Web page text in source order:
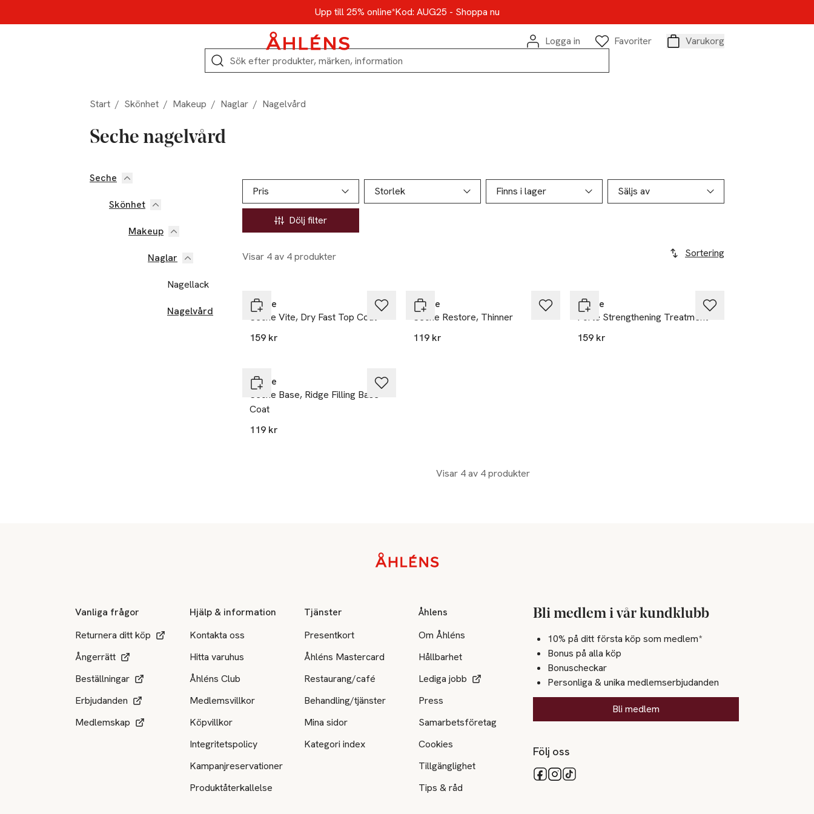
Upp till 25% online*Kod: AUG25 - Shoppa nu
Logga in
Favoriter
Varukorg
Sök
Start / Skönhet / Makeup / Naglar / Nagelvård
Seche nagelvård
Hoppa till produktsidan
Seche
Skönhet
Makeup
Naglar
Nagellack
Nagelvård
Hoppa till produktsidan
Pris
Storlek Finns i lager Säljs av
Dölj filter
Visar 4 av 4 produkter Sortering
Lista över produkter
Seche
Seche Vite, Dry Fast Top Coat
159 kr
Seche
Seche Restore, Thinner
119 kr
Seche
Forté Strengthening Treatment
159 kr
Seche
Seche Base, Ridge Filling Base
Coat
119 kr
Visar 4 av 4 produkter
Vanliga frågor
Returnera ditt köp
Ångerrätt
Beställningar
Erbjudanden
Medlemskap
Hjälp & information
Kontakta oss
Hitta varuhus
Åhléns Club
Medlemsvillkor
Köpvillkor
Integritetspolicy
Kampanjreservationer
Produktåterkallelse
Tjänster
Presentkort
Åhléns Mastercard
Restaurang/café
Behandling/tjänster
Mina sidor
Kategori index
Åhlens
Om Åhléns
Hållbarhet
Lediga jobb
Press
Samarbetsföretag
Cookies
Tillgänglighet
Tips & råd
Bli medlem i vår kundklubb
10% på ditt första köp som medlem*
Bonus på alla köp
Bonuscheckar
Personliga & unika medlemserbjudanden
Bli medlem
Följ oss